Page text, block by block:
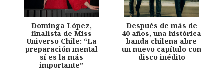
Dominga López,
finalista de Miss
Universo Chile: “La
preparación mental
sí es la más
importante”
Después de más de
40 años, una histórica
banda chilena abre
un nuevo capítulo con
disco inédito